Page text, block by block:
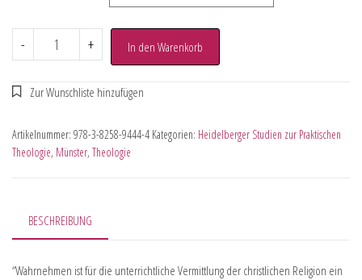
- + In den Warenkorb
Artikelnummer: 978-3-8258-9444-4 Kategorien: Heidelberger Studien zur Praktischen
Theologie, Münster, Theologie
BESCHREIBUNG
“Wahrnehmen ist für die unterrichtliche Vermittlung der christlichen Religion ein